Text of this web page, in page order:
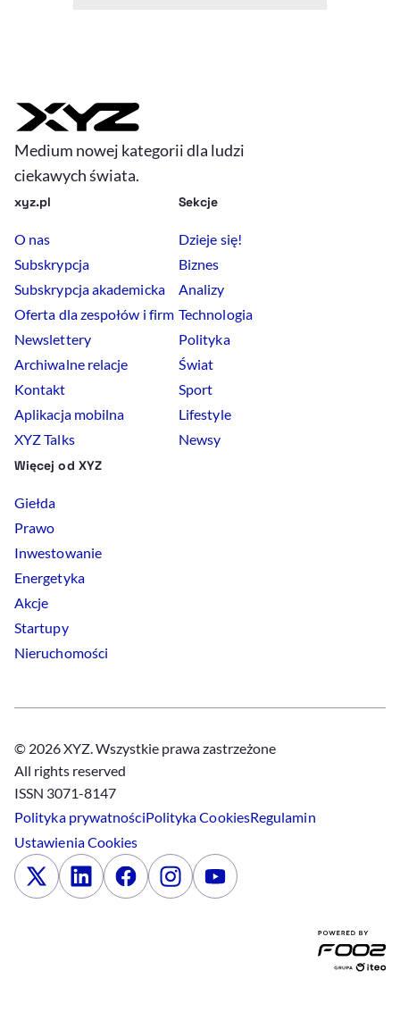
Medium nowej kategorii dla ludzi
ciekawych świata.
xyz.pl
O nas
Subskrypcja
Subskrypcja akademicka
Oferta dla zespołów i firm
Newslettery
Archiwalne relacje
Kontakt
Aplikacja mobilna
XYZ Talks
Sekcje
Dzieje się!
Biznes
Analizy
Technologia
Polityka
Świat
Sport
Lifestyle
Newsy
Więcej od XYZ
Giełda
Prawo
Inwestowanie
Energetyka
Akcje
Startupy
Nieruchomości
© 2026 XYZ. Wszystkie prawa zastrzeżone
All rights reserved
ISSN 3071-8147
Polityka prywatnościPolitykaCookiesRegulamin
UstawieniaCookies
x LinkedinFacebookInstagramYoutube